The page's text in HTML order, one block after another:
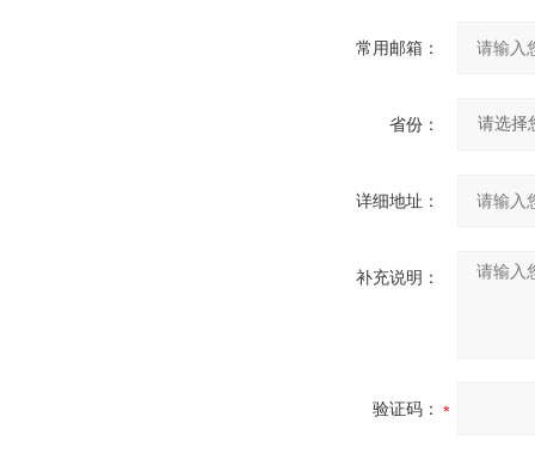
常用邮箱：
省份：
详细地址：
补充说明：
验证码：